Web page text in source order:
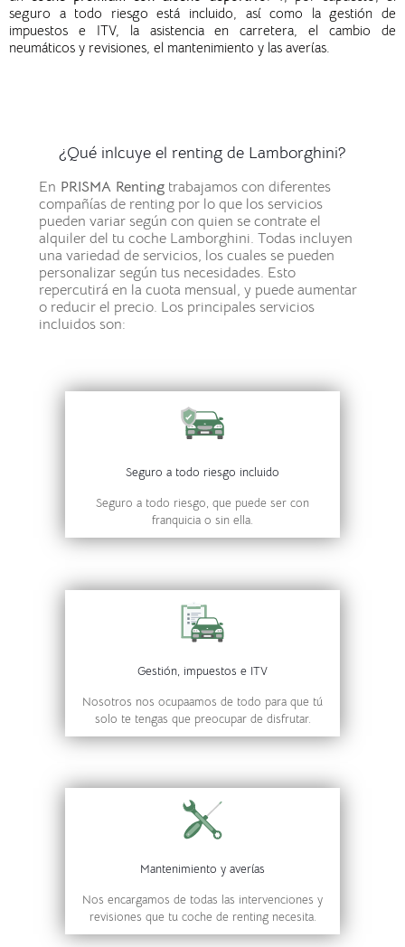
seguro a todo riesgo está incluido, así como la gestión de
impuestos e ITV, la asistencia en carretera, el cambio de
neumáticos y revisiones, el mantenimiento y las averías.
¿Qué inlcuye el renting de Lamborghini?
En PRISMA Renting trabajamos con diferentes
compañías de renting por lo que los servicios
pueden variar según con quien se contrate el
alquiler del tu coche Lamborghini. Todas incluyen
una variedad de servicios, los cuales se pueden
personalizar según tus necesidades. Esto
repercutirá en la cuota mensual, y puede aumentar
o reducir el precio. Los principales servicios
incluidos son:
Seguro a todo riesgo incluido
Seguro a todo riesgo, que puede ser con
franquicia o sin ella.
Gestión, impuestos e ITV
Nosotros nos ocupaamos de todo para que tú
solo te tengas que preocupar de disfrutar.
Mantenimiento y averías
Nos encargamos de todas las intervenciones y
revisiones que tu coche de renting necesita.